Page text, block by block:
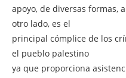
apoyo, de diversas formas,
otro lado, es el
principal cómplice de los
el pueblo palestino
ya que proporciona